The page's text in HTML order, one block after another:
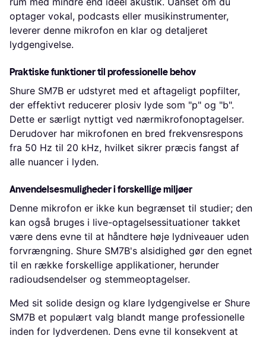
optager vokal, podcasts eller musikinstrumenter,
leverer denne mikrofon en klar og detaljeret
lydgengivelse.
Praktiske funktioner til professionelle behov
Shure SM7B er udstyret med et aftageligt popfilter,
der effektivt reducerer plosiv lyde som "p" og "b".
Dette er særligt nyttigt ved nærmikrofonoptagelser.
Derudover har mikrofonen en bred frekvensrespons
fra 50 Hz til 20 kHz, hvilket sikrer præcis fangst af
alle nuancer i lyden.
Anvendelsesmuligheder i forskellige miljøer
Denne mikrofon er ikke kun begrænset til studier; den
kan også bruges i live-optagelsessituationer takket
være dens evne til at håndtere høje lydniveauer uden
forvrængning. Shure SM7B's alsidighed gør den egnet
til en række forskellige applikationer, herunder
radioudsendelser og stemmeoptagelser.
Med sit solide design og klare lydgengivelse er Shure
SM7B et populært valg blandt mange professionelle
inden for lydverdenen. Dens evne til konsekvent at